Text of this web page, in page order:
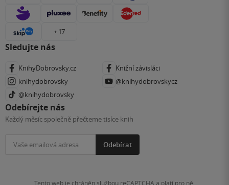
+ 17
Sledujte nás
KnihyDobrovsky.cz
Knižní závisláci
knihydobrovsky
@knihydobrovskycz
@knihydobrovsky
Odebírejte nás
Každý měsíc společně přečteme tisíce knih
Odebírat
Tento web je chráněn službou reCAPTCHA a platí pro něj